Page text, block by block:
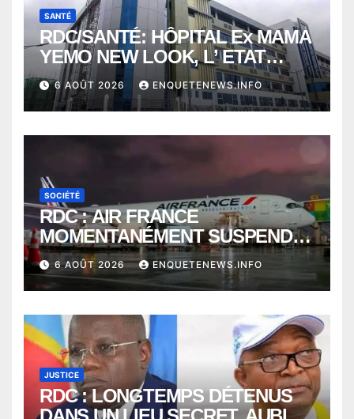
SANTÉ
RDC/SANTÉ: HÔPITAL Ex MAMA
YEMO NEW LOOK, L’ ETAT
PERD LE CONTROLE
6 AOÛT 2026 ENQUETENEWS.INFO
SOCIÉTÉ
RDC : AIR FRANCE
MOMENTANÉMENT SUSPENDU
ENTRE KINSHASA ET PARIS ?
6 AOÛT 2026 ENQUETENEWS.INFO
JUSTICE
RDC : LONGTEMPS DÉTENUS